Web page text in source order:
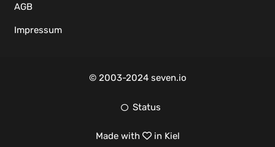
AGB
Impressum
© 2003-2024 seven.io
Status
Made with in Kiel